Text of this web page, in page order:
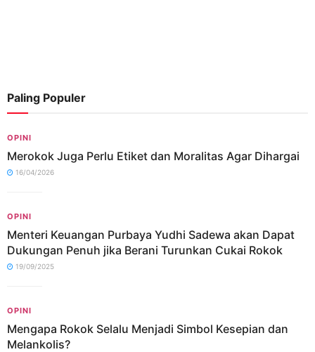
Paling Populer
OPINI
Merokok Juga Perlu Etiket dan Moralitas Agar Dihargai
16/04/2026
OPINI
Menteri Keuangan Purbaya Yudhi Sadewa akan Dapat
Dukungan Penuh jika Berani Turunkan Cukai Rokok
19/09/2025
OPINI
Mengapa Rokok Selalu Menjadi Simbol Kesepian dan
Melankolis?